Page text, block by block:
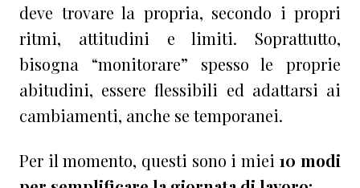
deve trovare la propria, secondo i propri
ritmi, attitudini e limiti. Soprattutto,
bisogna “monitorare” spesso le proprie
abitudini, essere flessibili ed adattarsi ai
cambiamenti, anche se temporanei.
Per il momento, questi sono i miei 10 modi